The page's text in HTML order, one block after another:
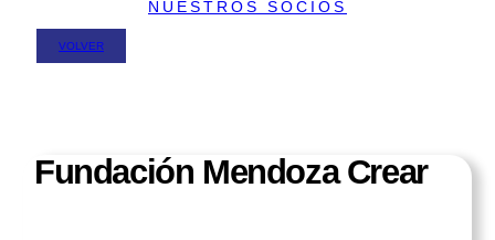
NUESTROS SOCIOS
VOLVER
Fundación Mendoza Crear